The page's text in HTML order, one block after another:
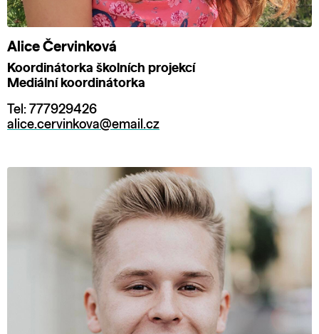
Alice Červinková
Koordinátorka školních projekcí
Mediální koordinátorka
Tel: 777929426
alice.cervinkova@email.cz